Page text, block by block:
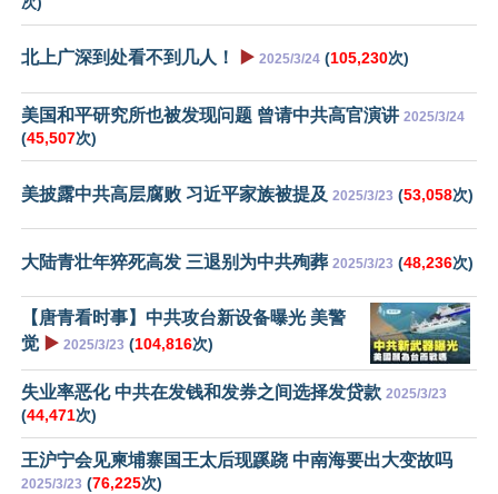
北上广深到处看不到几人！ ▶️ 2025/3/24 (105,230次)
美国和平研究所也被发现问题 曾请中共高官演讲 2025/3/24
(45,507次)
美披露中共高层腐败 习近平家族被提及 2025/3/23 (53,058次)
大陆青壮年猝死高发 三退别为中共殉葬 2025/3/23 (48,236次)
【唐青看时事】中共攻台新设备曝光 美警
觉 ▶️ 2025/3/23 (104,816次)
失业率恶化 中共在发钱和发券之间选择发贷款 2025/3/23
(44,471次)
王沪宁会见柬埔寨国王太后现蹊跷 中南海要出大变故吗
2025/3/23 (76,225次)